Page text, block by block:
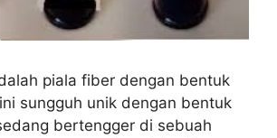
piala fiber dengan bentuk
sungguh unik dengan bentuk
bertengger di sebuah